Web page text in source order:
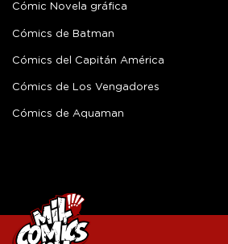
Cómic Novela gráfica
Cómics de Batman
Cómics del Capitán América
Cómics de Los Vengadores
Cómics de Aquaman